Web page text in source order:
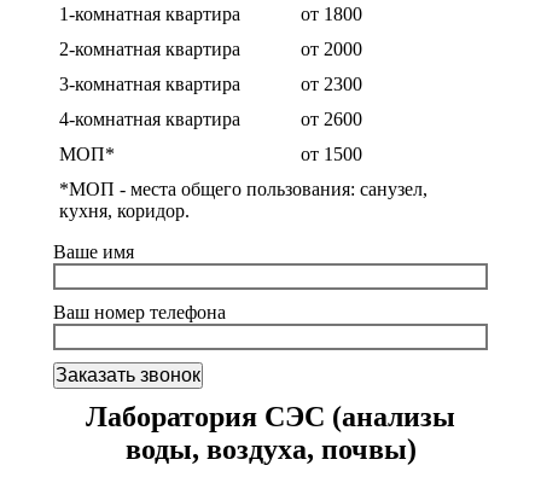
1-комнатная квартира
от 1800
2-комнатная квартира
от 2000
3-комнатная квартира
от 2300
4-комнатная квартира
от 2600
МОП*
от 1500
*МОП - места общего пользования: санузел,
кухня, коридор.
Ваше имя
Ваш номер телефона
Лаборатория СЭС (анализы
воды, воздуха, почвы)